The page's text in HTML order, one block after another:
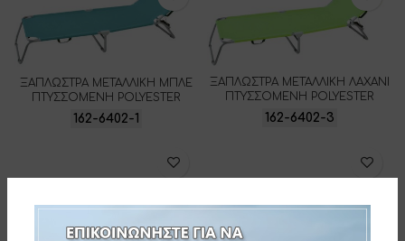
ΞΑΠΛΩΣΤΡΑ ΜΕΤΑΛΛΙΚΗ ΜΠΛΕ
ΠΤΥΣΣΟΜΕΝΗ POLYESTER
162-6402-1
ΞΑΠΛΩΣΤΡΑ ΜΕΤΑΛΛΙΚΗ ΛΑΧΑΝΙ
ΠΤΥΣΣΟΜΕΝΗ POLYESTER
162-6402-3